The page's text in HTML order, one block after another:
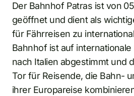
Der Bahnhof Patras ist von
geöffnet und dient als
für Fährreisen zu
Bahnhof ist auf
nach Italien abgestimmt und
Tor für Reisende, die Bahn-
ihrer Europareise